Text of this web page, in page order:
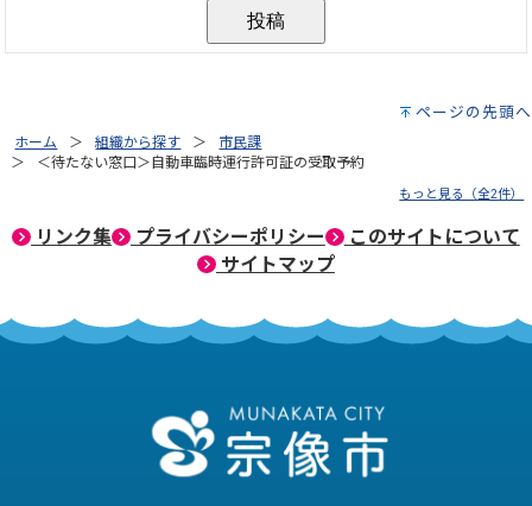
ページの先頭へ
ホーム 組織から探す
市民課
＜待たない窓口＞自動車臨時運行許可証の受取予約
もっと見る（全2件）
リンク集 プライバシーポリシー
このサイトについて
サイトマップ